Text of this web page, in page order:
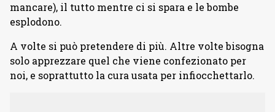
mancare), il tutto mentre ci si spara e le bombe
esplodono.
A volte si può pretendere di più. Altre volte bisogna
solo apprezzare quel che viene confezionato per
noi, e soprattutto la cura usata per infiocchettarlo.